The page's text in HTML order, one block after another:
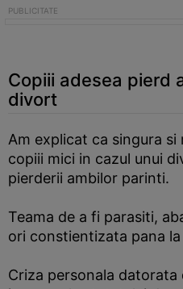
Copiii adesea pierd
divort
Am explicat ca singura
copiii mici in cazul unui
pierderii ambilor parinti.
Teama de a fi parasiti,
ori constientizata pana
Criza personala